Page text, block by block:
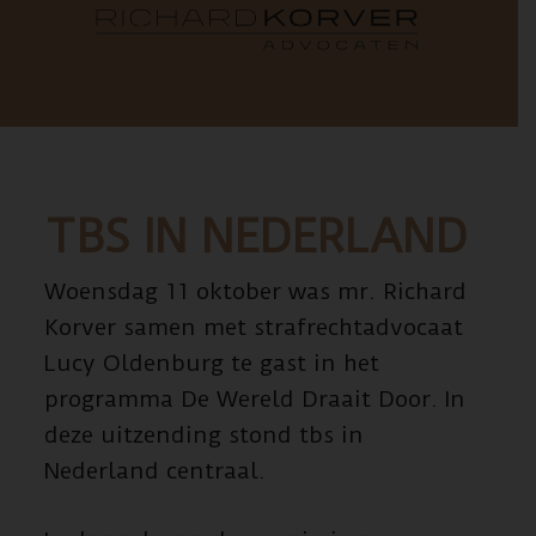
TBS IN NEDERLAND
Woensdag 11 oktober was mr. Richard
Korver samen met strafrechtadvocaat
Lucy Oldenburg te gast in het
programma De Wereld Draait Door. In
deze uitzending stond tbs in
Nederland centraal.